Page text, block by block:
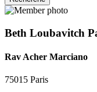
Beth Loubavitch
Rav Acher Marciano
75015 Paris